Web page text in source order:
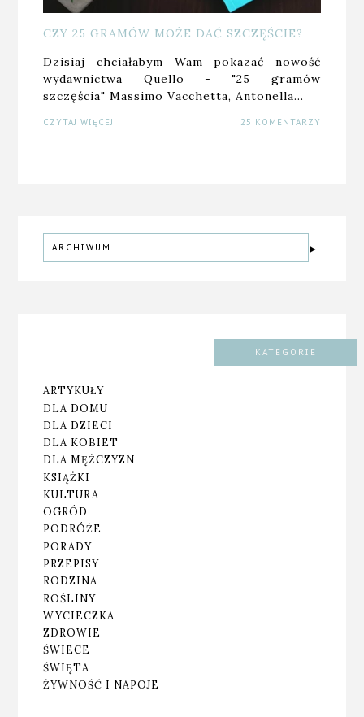
CZY 25 GRAMÓW MOŻE DAĆ SZCZĘŚCIE?
Dzisiaj chciałabym Wam pokazać nowość
wydawnictwa Quello - "25 gramów
szczęścia" Massimo Vacchetta, Antonella…
CZYTAJ WIĘCEJ 25 KOMENTARZY
ARCHIWUM
KATEGORIE
ARTYKUŁY
DLA DOMU
DLA DZIECI
DLA KOBIET
DLA MĘŻCZYZN
KSIĄŻKI
KULTURA
OGRÓD
PODRÓŻE
PORADY
PRZEPISY
RODZINA
ROŚLINY
WYCIECZKA
ZDROWIE
ŚWIECE
ŚWIĘTA
ŻYWNOŚĆ I NAPOJE